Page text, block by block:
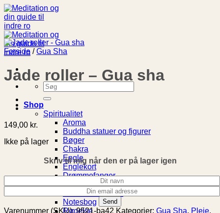
Fortsæt
til
indhold
Søg
efter:
Shop
Spiritualitet
Aroma
Buddha statuer og figurer
Bøger
Chakra
Engle
Englekort
Drømmefanger
Livets Træ
Meditationspuder
Notesbog
Røgelse
Forside / Gua Sha
Jade roller – Gua sha
149,00 kr.
Ikke på lager
Skriv til mig når den er på lager igen
Varenummer (SKU):9521-ba42 Kategorier: Gua Sha, Pleje,